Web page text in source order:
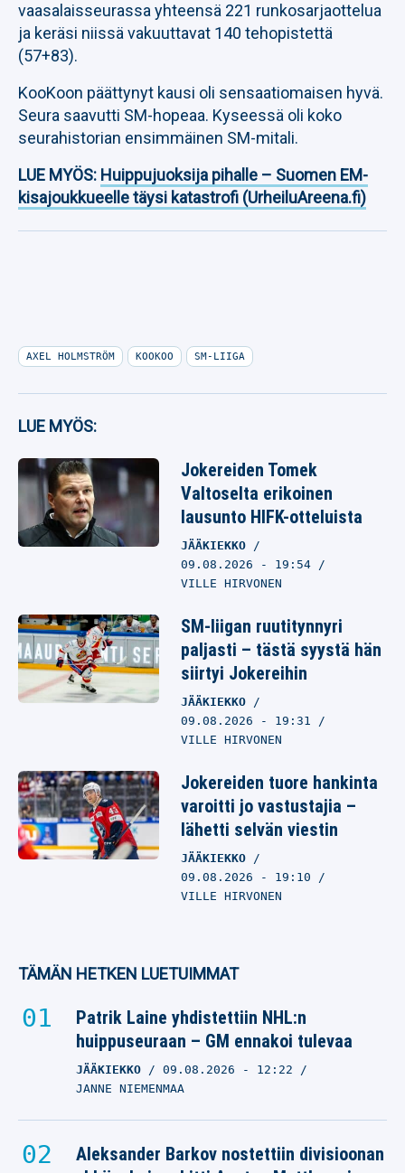
vaasalaisseurassa yhteensä 221 runkosarjaottelua
ja keräsi niissä vakuuttavat 140 tehopistettä
(57+83).
KooKoon päättynyt kausi oli sensaatiomaisen hyvä.
Seura saavutti SM-hopeaa. Kyseessä oli koko
seurahistorian ensimmäinen SM-mitali.
LUE MYÖS: Huippujuoksija pihalle – Suomen EM-
kisajoukkueelle täysi katastrofi (UrheiluAreena.fi)
AXEL HOLMSTRÖM KOOKOO SM-LIIGA
LUE MYÖS:
Jokereiden Tomek
Valtoselta erikoinen
lausunto HIFK-otteluista
JÄÄKIEKKO
09.08.2026 - 19:54
VILLE HIRVONEN
SM-liigan ruutitynnyri
paljasti – tästä syystä hän
siirtyi Jokereihin
JÄÄKIEKKO
09.08.2026 - 19:31
VILLE HIRVONEN
Jokereiden tuore hankinta
varoitti jo vastustajia –
lähetti selvän viestin
JÄÄKIEKKO
09.08.2026 - 19:10
VILLE HIRVONEN
TÄMÄN HETKEN LUETUIMMAT
Patrik Laine yhdistettiin NHL:n
huippuseuraan – GM ennakoi tulevaa
JÄÄKIEKKO 09.08.2026 - 12:22
JANNE NIEMENMAA
Aleksander Barkov nostettiin divisioonan